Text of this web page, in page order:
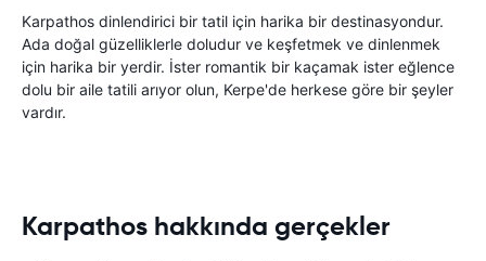
Karpathos dinlendirici bir tatil için harika bir destinasyondur.
Ada doğal güzelliklerle doludur ve keşfetmek ve dinlenmek
için harika bir yerdir. İster romantik bir kaçamak ister eğlence
dolu bir aile tatili arıyor olun, Kerpe'de herkese göre bir şeyler
vardır.
Karpathos hakkında gerçekler